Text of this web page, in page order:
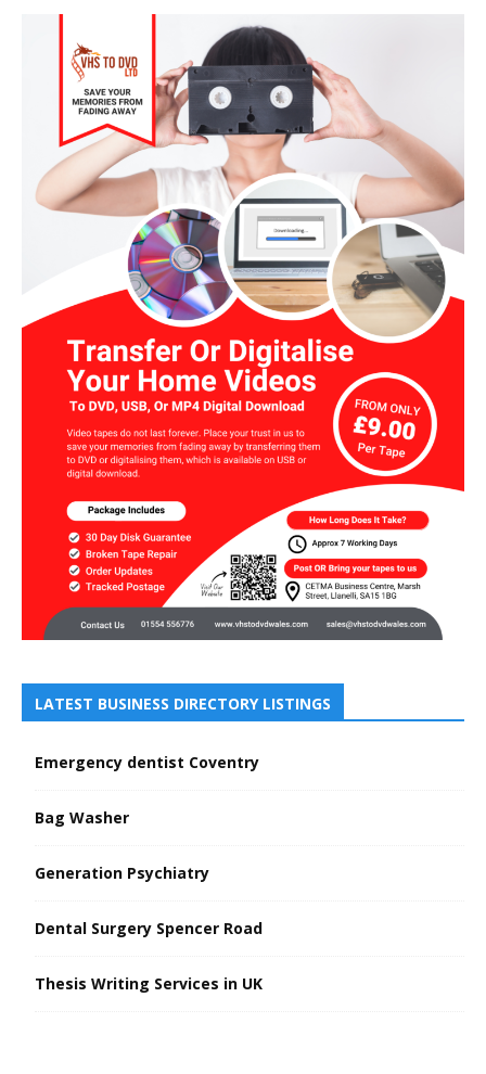
LATEST BUSINESS DIRECTORY LISTINGS
Emergency dentist Coventry
Bag Washer
Generation Psychiatry
Dental Surgery Spencer Road
Thesis Writing Services in UK